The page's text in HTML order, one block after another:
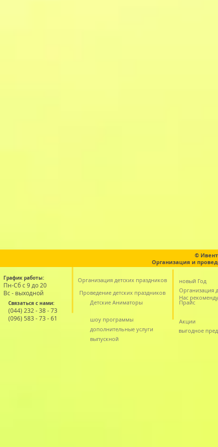
©
Организация и
График работы:
Пн-Сб с 9 до 20
Вс - выходной
Организация детских праздников
новый Год
Проведение детских праздников
выгодное
Связаться с нами:
(044) 232 - 38 - 73
(096) 583 - 73 - 61
Детские Аниматоры
шоу программы
дополнительные услуги
Организация
Нас
Прайс
Акции
выпускной